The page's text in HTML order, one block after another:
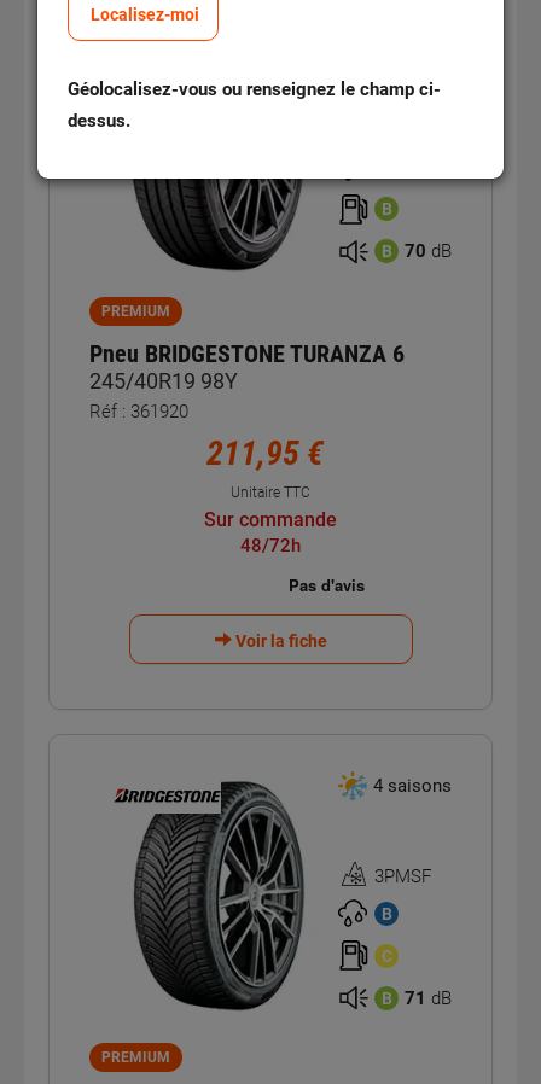
Localisez-moi
Géolocalisez-vous ou renseignez le champ ci-
dessus.
B
B 70 dB
PREMIUM
Pneu BRIDGESTONE TURANZA 6
245/40R19 98Y
Réf : 361920
211,95 €
Unitaire TTC
Sur commande
48/72h
Voir la fiche
4 saisons
Homologation
3PMSF
3PMSF
B
C
B 71 dB
PREMIUM